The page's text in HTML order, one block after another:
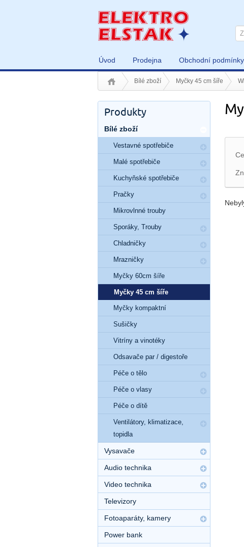
Úvod Prodejna Obchodní podmínky
Bílé zboží Myčky 45 cm šíře
Produkty
Bílé zboží
Vestavné spotřebiče
Malé spotřebiče
Kuchyňské spotřebiče
Pračky
Mikrovlnné trouby
Sporáky, Trouby
Chladničky
Mrazničky
Myčky 60cm šíře
Myčky 45 cm šíře
Myčky kompaktní
Sušičky
Vitríny a vinotéky
Odsavače par / digestoře
Péče o tělo
Péče o vlasy
Péče o dítě
Ventilátory, klimatizace,
topidla
Vysavače
Audio technika
Video technika
Televizory
Fotoaparáty, kamery
Power bank